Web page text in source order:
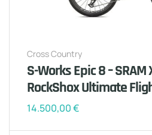
Cross Country
S-Works Epic 8 – SRAM XX SL AXS,
RockShox Ultimate
14.500,00€